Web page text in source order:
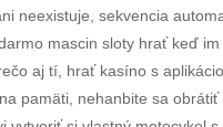
neexistuje, sekvencia
mascin sloty hrať keď
aj tí, hrať kasíno s
pamäti, nehanbite sa